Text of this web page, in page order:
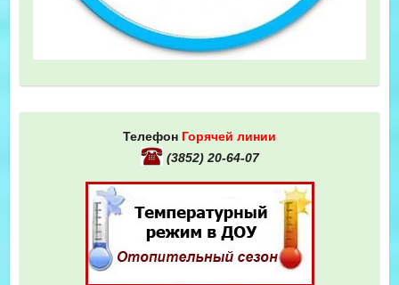
Телефон Горячей линии
(3852) 20-64-07